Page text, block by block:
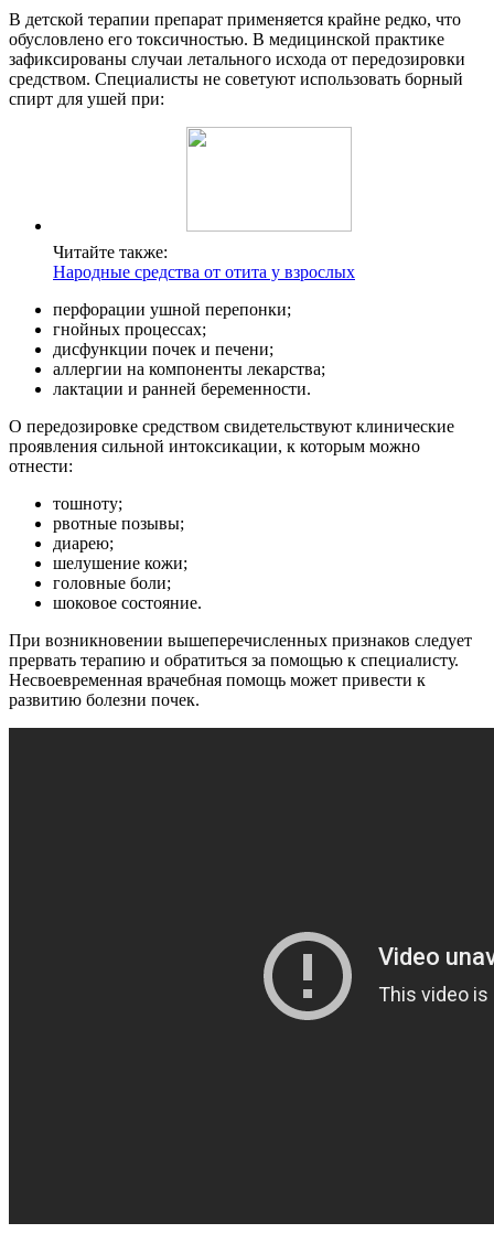
В детской терапии препарат применяется крайне редко, что
обусловлено его токсичностью. В медицинской практике
зафиксированы случаи летального исхода от передозировки
средством. Специалисты не советуют использовать борный
спирт для ушей при:
Читайте также:
Народные средства от отита у взрослых
перфорации ушной перепонки;
гнойных процессах;
дисфункции почек и печени;
аллергии на компоненты лекарства;
лактации и ранней беременности.
О передозировке средством свидетельствуют клинические
проявления сильной интоксикации, к которым можно
отнести:
тошноту;
рвотные позывы;
диарею;
шелушение кожи;
головные боли;
шоковое состояние.
При возникновении вышеперечисленных признаков следует
прервать терапию и обратиться за помощью к специалисту.
Несвоевременная врачебная помощь может привести к
развитию болезни почек.